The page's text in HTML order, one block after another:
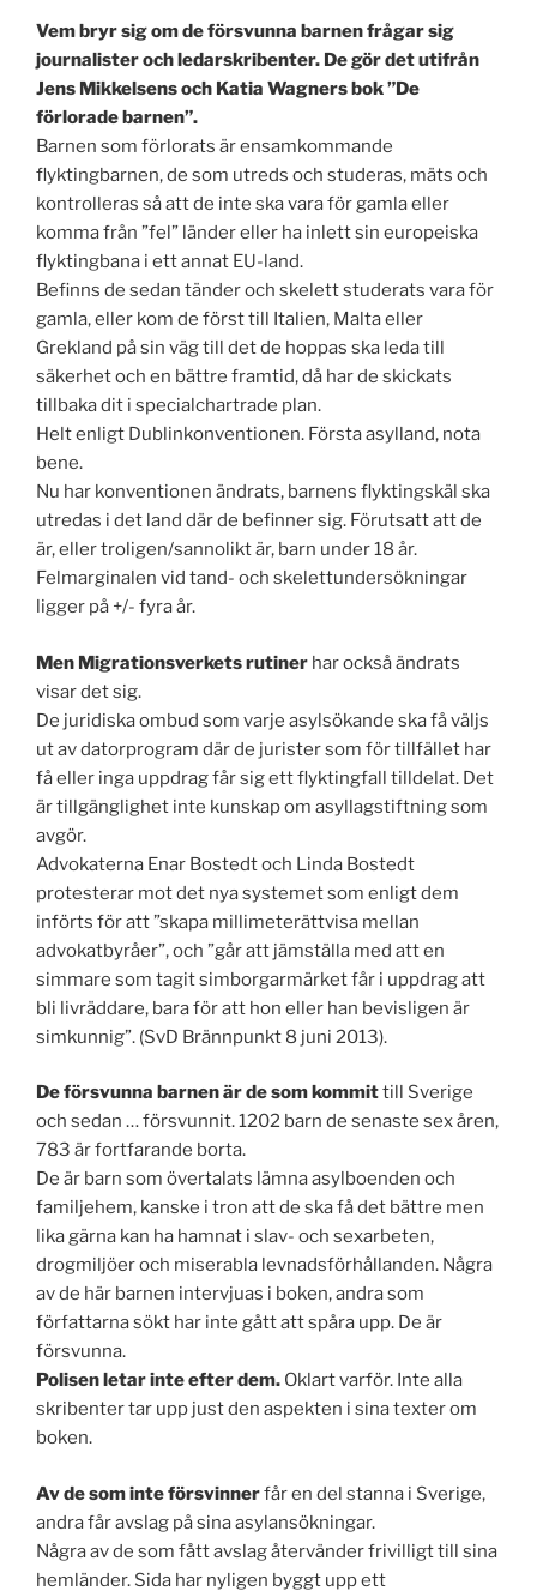
Vem bryr sig om de försvunna barnen frågar sig
journalister och ledarskribenter. De gör det utifrån
Jens Mikkelsens och Katia Wagners bok ”De
förlorade barnen”.
Barnen som förlorats är ensamkommande
flyktingbarnen, de som utreds och studeras, mäts och
kontrolleras så att de inte ska vara för gamla eller
komma från ”fel” länder eller ha inlett sin europeiska
flyktingbana i ett annat EU-land.
Befinns de sedan tänder och skelett studerats vara för
gamla, eller kom de först till Italien, Malta eller
Grekland på sin väg till det de hoppas ska leda till
säkerhet och en bättre framtid, då har de skickats
tillbaka dit i specialchartrade plan.
Helt enligt Dublinkonventionen. Första asylland, nota
bene.
Nu har konventionen ändrats, barnens flyktingskäl ska
utredas i det land där de befinner sig. Förutsatt att de
är, eller troligen/sannolikt är, barn under 18 år.
Felmarginalen vid tand- och skelettundersökningar
ligger på +/- fyra år.
Men Migrationsverkets rutiner har också ändrats
visar det sig.
De juridiska ombud som varje asylsökande ska få väljs
ut av datorprogram där de jurister som för tillfället har
få eller inga uppdrag får sig ett flyktingfall tilldelat. Det
är tillgänglighet inte kunskap om asyllagstiftning som
avgör.
Advokaterna Enar Bostedt och Linda Bostedt
protesterar mot det nya systemet som enligt dem
införts för att ”skapa millimeterättvisa mellan
advokatbyråer”, och ”går att jämställa med att en
simmare som tagit simborgarmärket får i uppdrag att
bli livräddare, bara för att hon eller han bevisligen är
simkunnig”. (SvD Brännpunkt 8 juni 2013).
De försvunna barnen är de som kommittill Sverige
och sedan … försvunnit. 1202 barn de senaste sex åren,
783 är fortfarande borta.
De är barn som övertalats lämna asylboenden och
familjehem, kanske i tron att de ska få det bättre men
lika gärna kan ha hamnat i slav- och sexarbeten,
drogmiljöer och miserabla levnadsförhållanden. Några
av de här barnen intervjuas i boken, andra som
författarna sökt har inte gått att spåra upp. De är
försvunna.
Polisen letar inte efter dem. Oklart varför. Inte alla
skribenter tar upp just den aspekten i sina texter om
boken.
Av de som inte försvinnerfår en del stanna i Sverige,
andra får avslag på sina asylansökningar.
Några av de som fått avslag återvänder frivilligt till sina
hemländer. Sida har nyligen byggt upp ett